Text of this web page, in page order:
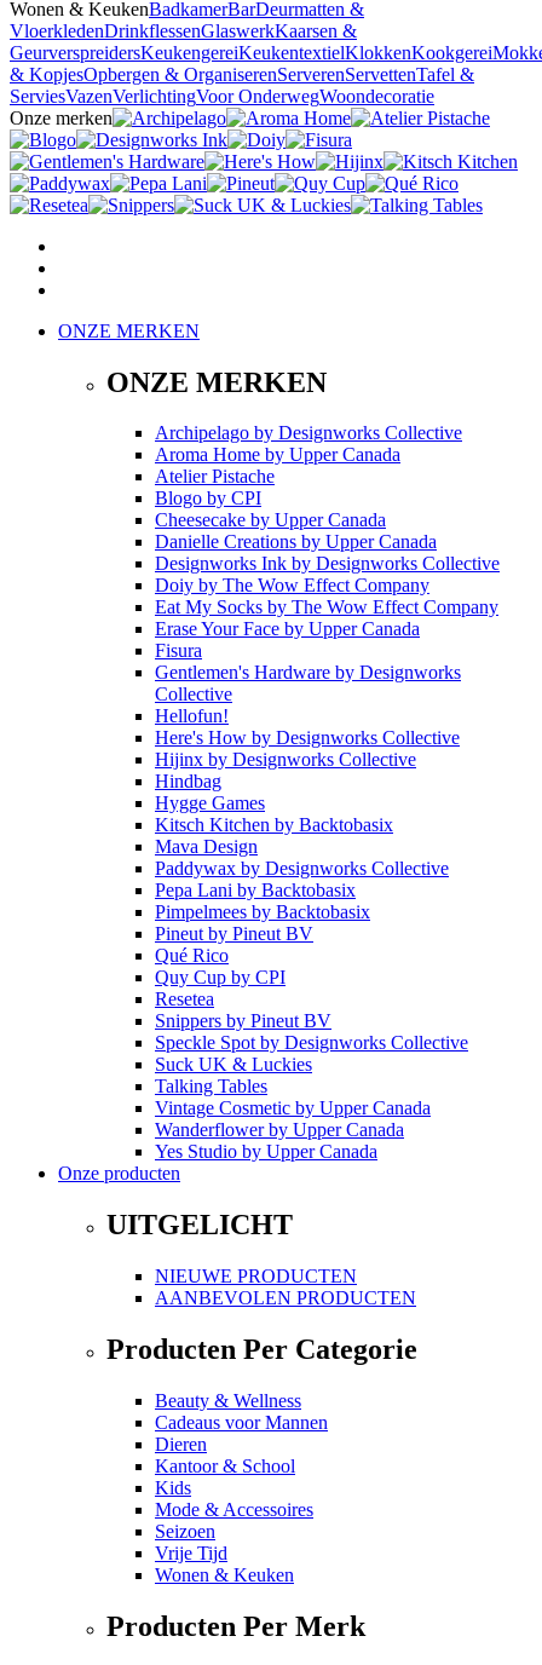
Wonen & KeukenBadkamerBarDeurmatten &
VloerkledenDrinkflessenGlaswerkKaarsen &
GeurverspreidersKeukengereiKeukentextielKlokkenKookgerei
& KopjesOpbergen & OrganiserenServerenServettenTafel &
ServiesVazenVerlichtingVoor OnderwegWoondecoratie
Onze merken
ONZE MERKEN
ONZE MERKEN
Archipelago by Designworks Collective
Aroma Home by Upper Canada
Atelier Pistache
Blogo by CPI
Cheesecake by Upper Canada
Danielle Creations by Upper Canada
Designworks Ink by Designworks Collective
Doiy by The Wow Effect Company
Eat My Socks by The Wow Effect Company
Erase Your Face by Upper Canada
Fisura
Gentlemen's Hardware by Designworks
Collective
Hellofun!
Here's How by Designworks Collective
Hijinx by Designworks Collective
Hindbag
Hygge Games
Kitsch Kitchen by Backtobasix
Mava Design
Paddywax by Designworks Collective
Pepa Lani by Backtobasix
Pimpelmees by Backtobasix
Pineutby Pineut BV
Qué Rico
Quy Cup by CPI
Resetea
Snippers by Pineut BV
Speckle Spotby Designworks Collective
Suck UK & Luckies
Talking Tables
Vintage Cosmetic by Upper Canada
Wanderflowerby Upper Canada
Yes Studio by Upper Canada
Onze producten
UITGELICHT
NIEUWE PRODUCTEN
AANBEVOLEN PRODUCTEN
Producten Per Categorie
Beauty & Wellness
Cadeaus voor Mannen
Dieren
Kantoor & School
Kids
Mode & Accessoires
Seizoen
Vrije Tijd
Wonen & Keuken
Producten Per Merk